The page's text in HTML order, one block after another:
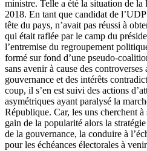
ministre. Telle a été la situation de la
2018. En tant que candidat de
tête du pays, n’avait pas réussi à
qui était raflée par le camp du
l’entremise du regroupement
formé sur fond d’une pseudo-
sans avenir à cause des
gouvernance et des intérêts
coup, il s’en est suivi des actions
asymétriques ayant paralysé la
République. Car, les uns cherchent
gain de la popularité alors la
de la gouvernance, la conduire à
pour les échéances électorales à